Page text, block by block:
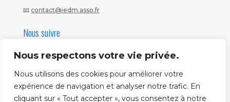
Nous respectons votre vie privée.
Nous utilisons des cookies pour améliorer votre
expérience de navigation et analyser notre trafic. En
cliquant sur « Tout accepter », vous consentez à notre
📧 contact@iedm.asso.fr
Nous suivre